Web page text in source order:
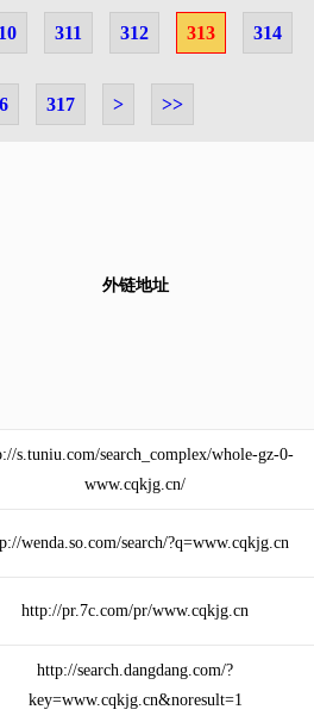
311 312 313 314
317 > >>
外链地址
s.tuniu.com/search_complex/whole-gz-0-
www.cqkjg.cn/
wenda.so.com/search/?q=www.cqkjg.cn
http://pr.7c.com/pr/www.cqkjg.cn
http://search.dangdang.com/?
key=www.cqkjg.cn&noresult=1